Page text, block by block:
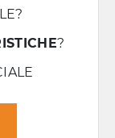
?